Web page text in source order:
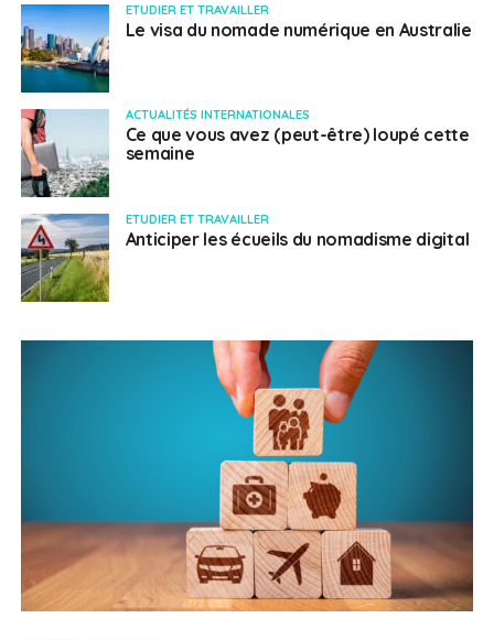
ETUDIER ET TRAVAILLER
Le visa du nomade numérique en Australie
ACTUALITÉS INTERNATIONALES
Ce que vous avez (peut-être) loupé cette
semaine
ETUDIER ET TRAVAILLER
Anticiper les écueils du nomadisme digital